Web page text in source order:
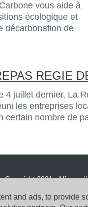
vous aide à
écologique et
décarbonation de
REGIE
4 juillet dernier, La
les entreprises
certain nombre de
Copyright 2021 -
and ads, to provide